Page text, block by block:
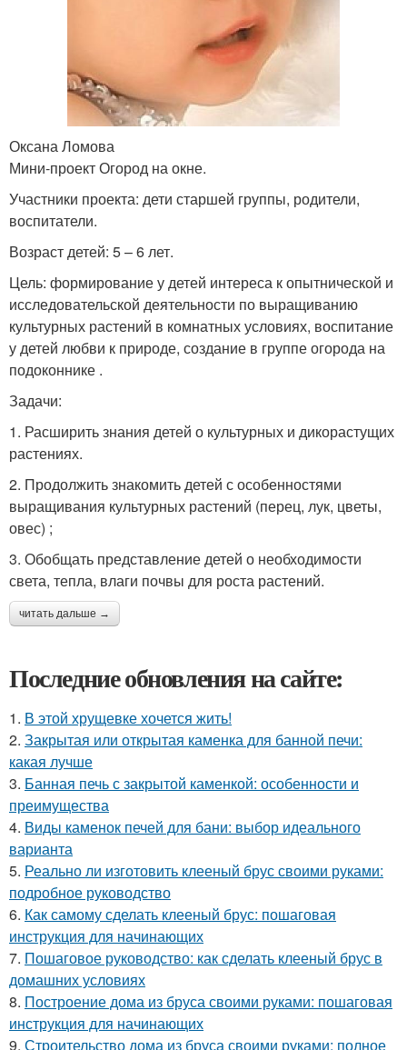
Оксана Ломова
Мини-проект Огород на окне.
Участники проекта: дети старшей группы, родители,
воспитатели.
Возраст детей: 5 – 6 лет.
Цель: формирование у детей интереса к опытнической и
исследовательской деятельности по выращиванию
культурных растений в комнатных условиях, воспитание
у детей любви к природе, создание в группе огорода на
подоконнике .
Задачи:
1. Расширить знания детей о культурных и дикорастущих
растениях.
2. Продолжить знакомить детей с особенностями
выращивания культурных растений (перец, лук, цветы,
овес) ;
3. Обобщать представление детей о необходимости
света, тепла, влаги почвы для роста растений.
читать дальше →
Последние обновления на сайте:
1. В этой хрущевке хочется жить!
2. Закрытая или открытая каменка для банной печи:
какая лучше
3. Банная печь с закрытой каменкой: особенности и
преимущества
4. Виды каменок печей для бани: выбор идеального
варианта
5. Реально ли изготовить клееный брус своими руками:
подробное руководство
6. Как самому сделать клееный брус: пошаговая
инструкция для начинающих
7. Пошаговое руководство: как сделать клееный брус в
домашних условиях
8. Построение дома из бруса своими руками: пошаговая
инструкция для начинающих
9. Строительство дома из бруса своими руками: полное